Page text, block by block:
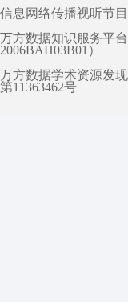
信息网络传播视听节
万方数据知识服务平
2006BAH03B01）
万方数据学术资源发
第11363462号